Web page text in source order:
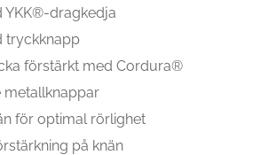
YKK®-dragkedja
tryckknapp
förstärkt med Cordura®
metallknappar
för optimal rörlighet
på knän